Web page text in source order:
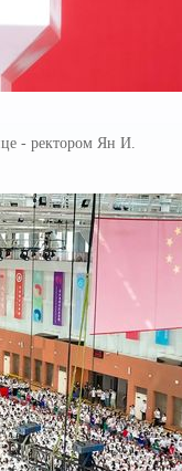
- ректором Ян И.